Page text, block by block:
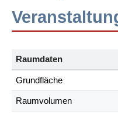
Raumdaten
Grundfläche
Raumvolumen